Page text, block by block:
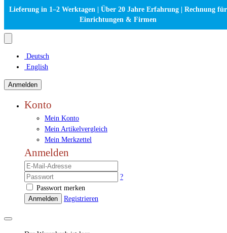
Deutsch
English
Anmelden
Konto
Mein Konto
Mein Artikelvergleich
Mein Merkzettel
Anmelden
?
Passwort merken
Anmelden
Registrieren
Lieferung in 1–2 Werktagen | Über 20 Jahre Erfahrung | Rechnung für
Einrichtungen & Firmen